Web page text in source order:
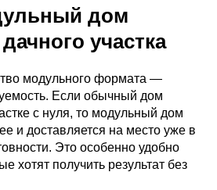
дом
участка
модульного формата —
Если обычный дом
с нуля, то модульный дом
и доставляется на место уже в
Это особенно удобно
хотят получить результат без